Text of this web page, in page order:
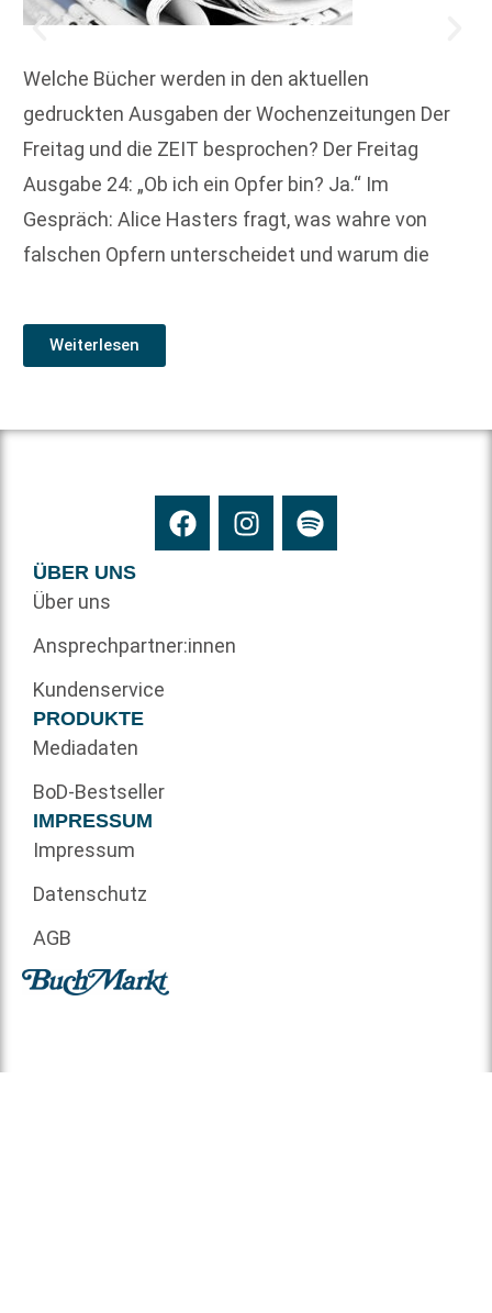
Welche Bücher werden in den aktuellen
gedruckten Ausgaben der Wochenzeitungen Der
Freitag und die ZEIT besprochen? Der Freitag
Ausgabe 24: „Ob ich ein Opfer bin? Ja.“ Im
Gespräch: Alice Hasters fragt, was wahre von
falschen Opfern unterscheidet und warum die
Weiterlesen
ÜBER UNS
Über uns
Ansprechpartner:innen
Kundenservice
PRODUKTE
Mediadaten
BoD-Bestseller
IMPRESSUM
Impressum
Datenschutz
AGB